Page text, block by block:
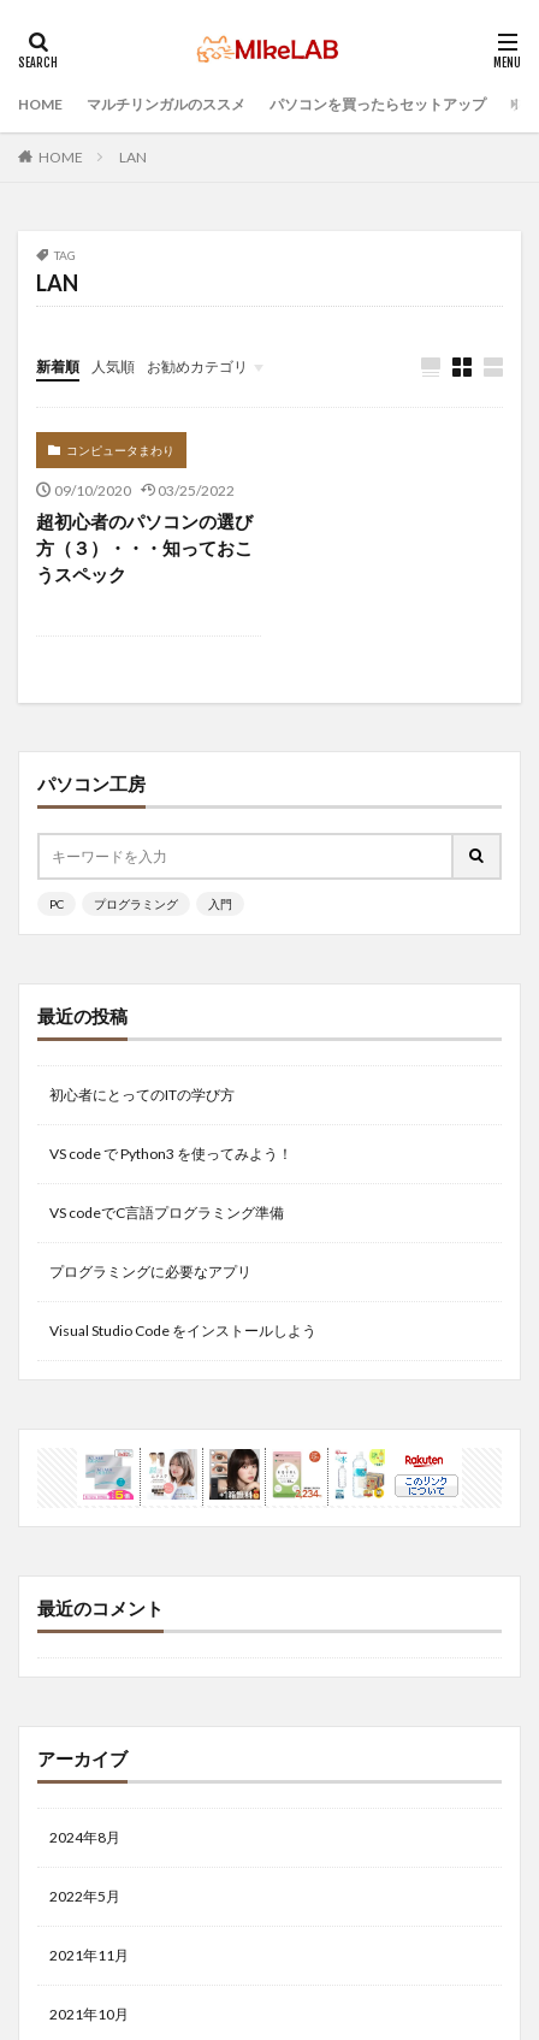
HOME マルチリンガルのススメ パソコンを買ったらセットアップ プ
HOME LAN
TAG
LAN
新着順 人気順 お勧めカテゴリ
Infomation
コンピュータまわり
09/10/2020 03/25/2022
超初心者のパソコンの選び
方（３）・・・知っておこ
うスペック
パソコン工房
PC プログラミング 入門
最近の投稿
初心者にとってのITの学び方
VS code で Python3 を使ってみよう！
VS codeでC言語プログラミング準備
プログラミングに必要なアプリ
Visual Studio Code をインストールしよう
最近のコメント
アーカイブ
2024年8月
2022年5月
2021年11月
2021年10月
タグ
ブラインドタッチ